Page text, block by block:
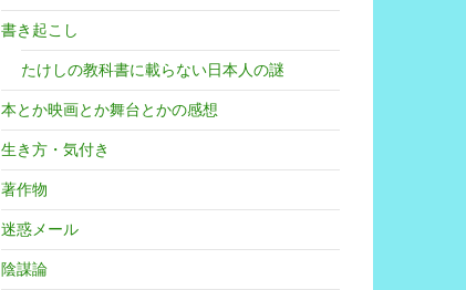
書き起こし
たけしの教科書に載らない日本人の謎
本とか映画とか舞台とかの感想
生き方・気付き
著作物
迷惑メール
陰謀論